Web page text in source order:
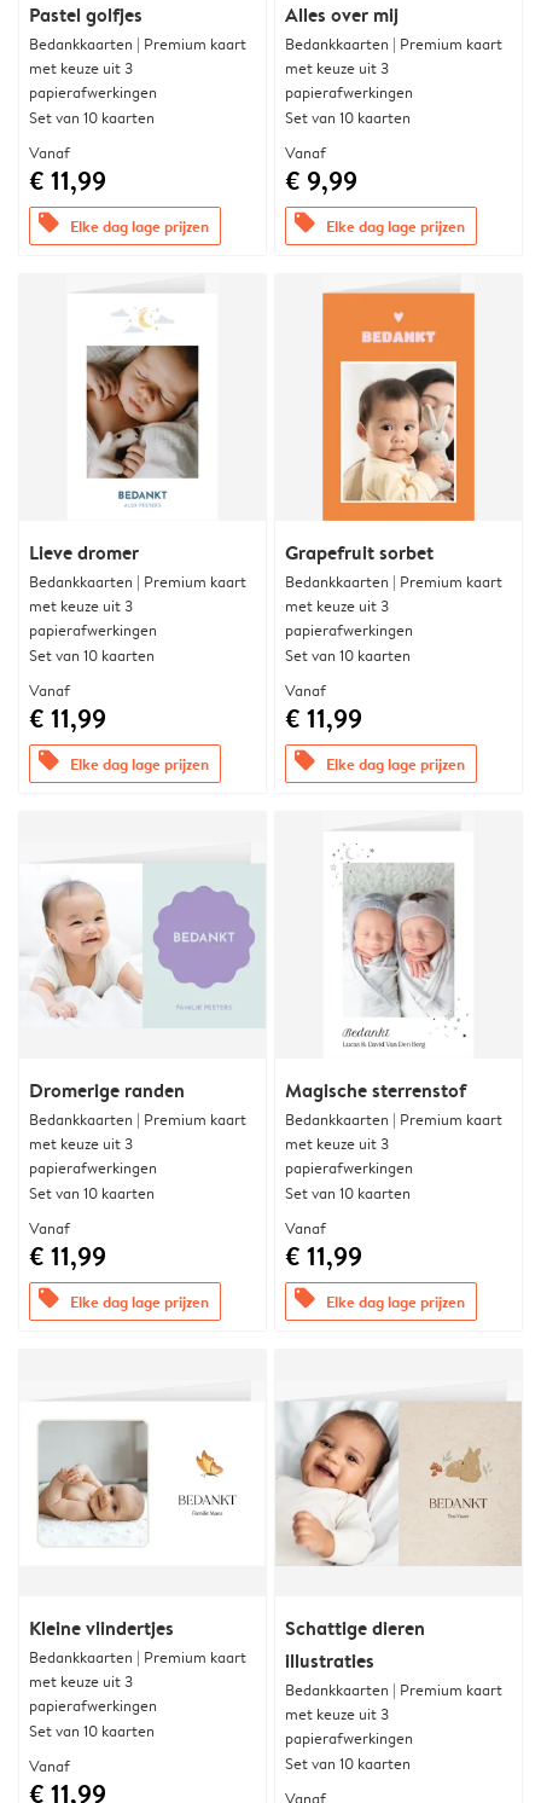
Pastel golfjes
Bedankkaarten | Premium kaart
met keuze uit 3
papierafwerkingen
Set van 10 kaarten
Vanaf
€ 11,99
offers Elke dag lage prijzen
Alles over mij
Bedankkaarten | Premium kaart
met keuze uit 3
papierafwerkingen
Set van 10 kaarten
Vanaf
€ 9,99
offers Elke dag lage prijzen
Lieve dromer
Bedankkaarten | Premium kaart
met keuze uit 3
papierafwerkingen
Set van 10 kaarten
Vanaf
€ 11,99
offers Elke dag lage prijzen
Grapefruit sorbet
Bedankkaarten | Premium kaart
met keuze uit 3
papierafwerkingen
Set van 10 kaarten
Vanaf
€ 11,99
offers Elke dag lage prijzen
Dromerige randen
Bedankkaarten | Premium kaart
met keuze uit 3
papierafwerkingen
Set van 10 kaarten
Vanaf
€ 11,99
offers Elke dag lage prijzen
Magische sterrenstof
Bedankkaarten | Premium kaart
met keuze uit 3
papierafwerkingen
Set van 10 kaarten
Vanaf
€ 11,99
offers Elke dag lage prijzen
Kleine vlindertjes
Bedankkaarten | Premium kaart
met keuze uit 3
papierafwerkingen
Set van 10 kaarten
Vanaf
€ 11,99
Schattige dieren
illustraties
Bedankkaarten | Premium kaart
met keuze uit 3
papierafwerkingen
Set van 10 kaarten
Vanaf